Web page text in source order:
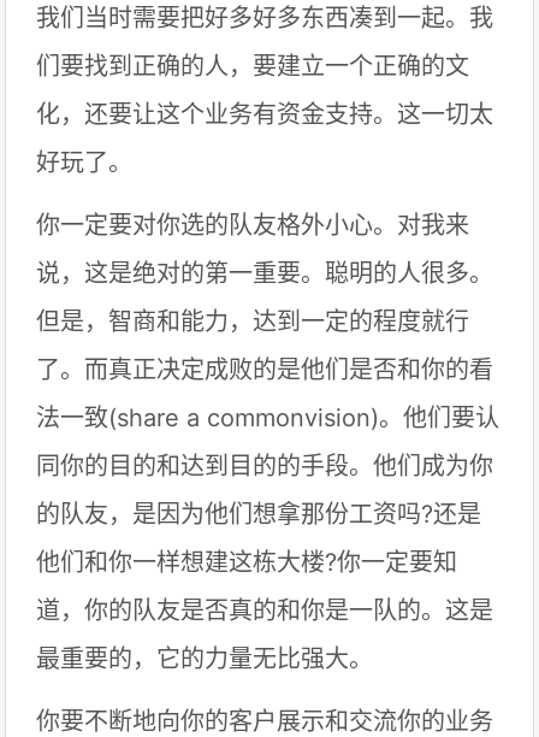
我们当时需要把好多好多东西凑到一起。我
们要找到正确的人，要建立一个正确的文
化，还要让这个业务有资金支持。这一切太
好玩了。
你一定要对你选的队友格外小心。对我来
说，这是绝对的第一重要。聪明的人很多。
但是，智商和能力，达到一定的程度就行
了。而真正决定成败的是他们是否和你的看
法一致(share a commonvision)。他们要认
同你的目的和达到目的的手段。他们成为你
的队友，是因为他们想拿那份工资吗?还是
他们和你一样想建这栋大楼?你一定要知
道，你的队友是否真的和你是一队的。这是
最重要的，它的力量无比强大。
你要不断地向你的客户展示和交流你的业务